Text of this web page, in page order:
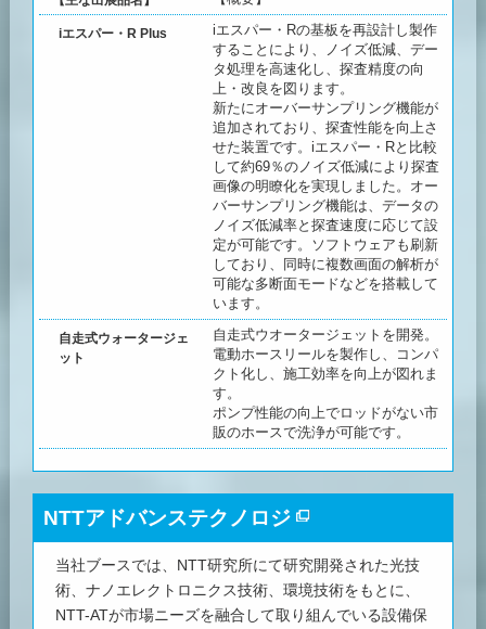
iエスパー・R Plus
iエスパー・Rの基板を再設計し製作
することにより、ノイズ低減、デー
タ処理を高速化し、探査精度の向
上・改良を図ります。
新たにオーバーサンプリング機能が
追加されており、探査性能を向上さ
せた装置です。iエスパー・Rと比較
して約69％のノイズ低減により探査
画像の明瞭化を実現しました。オー
バーサンプリング機能は、データの
ノイズ低減率と探査速度に応じて設
定が可能です。ソフトウェアも刷新
しており、同時に複数画面の解析が
可能な多断面モードなどを搭載して
います。
自走式ウォータージェ
ット
自走式ウオータージェットを開発。
電動ホースリールを製作し、コンパ
クト化し、施工効率を向上が図れま
す。
ポンプ性能の向上でロッドがない市
販のホースで洗浄が可能です。
NTTアドバンステクノロジ
当社ブースでは、NTT研究所にて研究開発された光技
術、ナノエレクトロニクス技術、環境技術をもとに、
NTT-ATが市場ニーズを融合して取り組んでいる設備保